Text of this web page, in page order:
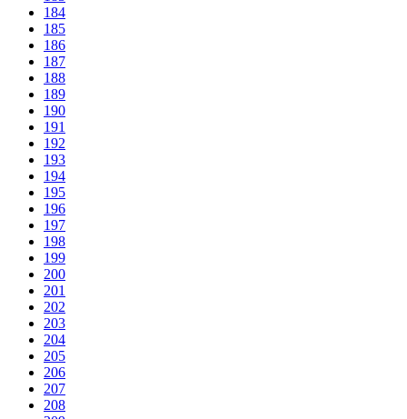
184
185
186
187
188
189
190
191
192
193
194
195
196
197
198
199
200
201
202
203
204
205
206
207
208